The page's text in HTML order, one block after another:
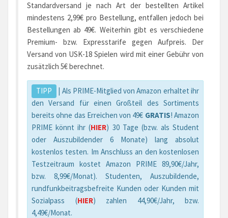
Standardversand je nach Art der bestellten Artikel
mindestens 2,99€ pro Bestellung, entfallen jedoch bei
Bestellungen ab 49€. Weiterhin gibt es verschiedene
Premium- bzw. Expresstarife gegen Aufpreis. Der
Versand von USK-18 Spielen wird mit einer Gebühr von
zusätzlich 5€ berechnet.
TIPP
| Als PRIME-Mitglied von Amazon erhaltet ihr
den Versand für einen Großteil des Sortiments
bereits ohne das Erreichen von 49€ GRATIS! Amazon
PRIME könnt ihr (HIER) 30 Tage (bzw. als Student
oder Auszubildender 6 Monate) lang absolut
kostenlos testen. Im Anschluss an den kostenlosen
Testzeitraum kostet Amazon PRIME 89,90€/Jahr,
bzw. 8,99€/Monat). Studenten, Auszubildende,
rundfunkbeitragsbefreite Kunden oder Kunden mit
Sozialpass (HIER) zahlen 44,90€/Jahr, bzw.
4,49€/Monat.